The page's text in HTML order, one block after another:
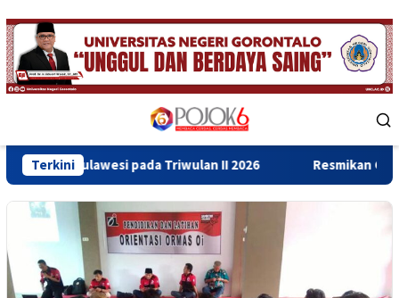
Skip
to
content
Menu
Terkini
pada Triwulan II 2026 Resmikan Gedung Baru Bahrul